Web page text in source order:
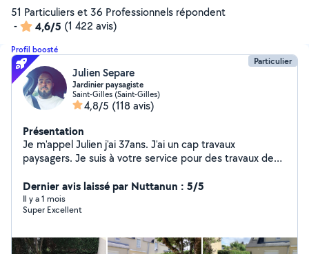
51 Particuliers et 36 Professionnels répondent
-
4,6/5 (1 422 avis)
Profil boosté
Particulier
Julien Separe
Jardinier paysagiste
Saint-Gilles (Saint-Gilles)
4,8/5 (118 avis)
Présentation
Je m'appel Julien j'ai 37ans. J'ai un cap travaux
paysagers. Je suis à votre service pour des travaux de
haie, élagage, pose de gazon synthétique, pose de
clôture) ou tous autre entretien de jardin. Je suis aussi à
l'aise avec la peinture, nettoyage, pose d'étagères,
Dernier avis laissé par Nuttanun : 5/5
Il y a 1 mois
Super Excellent